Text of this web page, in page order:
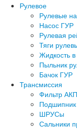
Рулевое
Рулевые
Насос ГУР
Рулевая
Тяги
Жидкость
Пыльник
Бачок ГУР
Трансмиссия
Фильтр
ШРУСы
Сальники